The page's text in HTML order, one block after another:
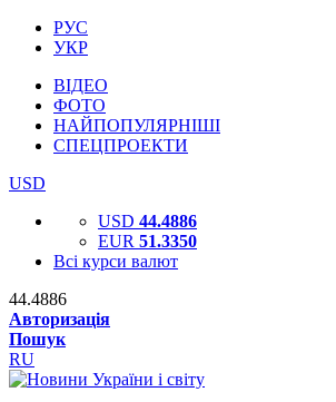
РУС
УКР
ВІДЕО
ФОТО
НАЙПОПУЛЯРНІШІ
СПЕЦПРОЕКТИ
USD
USD 44.4886
EUR 51.3350
Всі курси валют
44.4886
Авторизація
Пошук
RU